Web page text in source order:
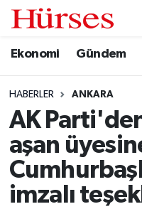
Ekonomi Gündem
HABERLER ANKARA
AK
aşan
imzalı
Ekonomi
Gündem
Kültür & Sanat
Politika
Spor
Hava Durumu
Trafik Durumu
Süper Lig Puan
Tüm Manşetler
Son Dakika